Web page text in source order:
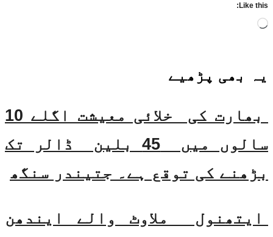
Like this:
Loading…
یہ بھی پڑھیے
بھارت کی خلائی معیشت اگلے 10
سالوں میں 45 بلین ڈالر تک
بڑھنے کی توقع ہے۔ جتیندر سنگھ
ایتھنول ملاوٹ والے ایندھن